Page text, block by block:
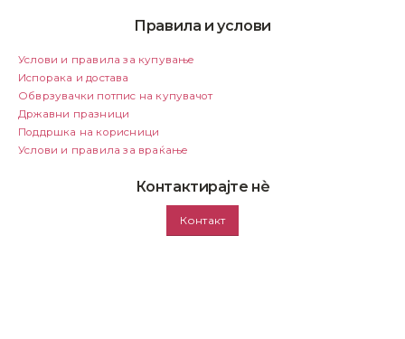
Правила и услови
Услови и правила за купување
Испорака и достава
Обврзувачки потпис на купувачот
Државни празници
Поддршка на корисници
Услови и правила за враќање
Контактирајте нѐ
Контакт